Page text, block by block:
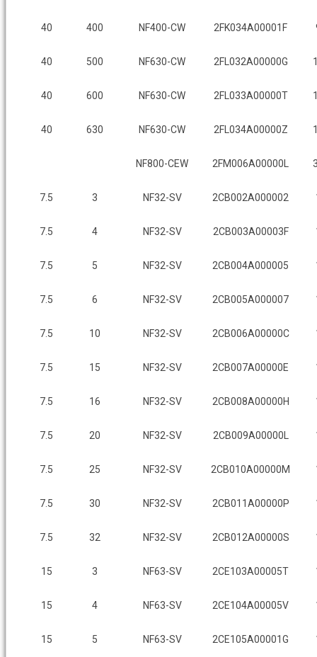
40 400 NF400-CW 2FK034A00001F
40 500 NF630-CW 2FL032A00000G
40 600 NF630-CW 2FL033A00000T
40 630 NF630-CW 2FL034A00000Z
NF800-CEW 2FM006A00000L
7.5 3 NF32-SV 2CB002A000002
7.5 4 NF32-SV 2CB003A00003F
7.5 5 NF32-SV 2CB004A000005
7.5 6 NF32-SV 2CB005A000007
7.5 10 NF32-SV 2CB006A00000C
7.5 15 NF32-SV 2CB007A00000E
7.5 16 NF32-SV 2CB008A00000H
7.5 20 NF32-SV 2CB009A00000L
7.5 25 NF32-SV 2CB010A00000M
7.5 30 NF32-SV 2CB011A00000P
7.5 32 NF32-SV 2CB012A00000S
15 3 NF63-SV 2CE103A00005T
15 4 NF63-SV 2CE104A00005V
15 5 NF63-SV 2CE105A00001G